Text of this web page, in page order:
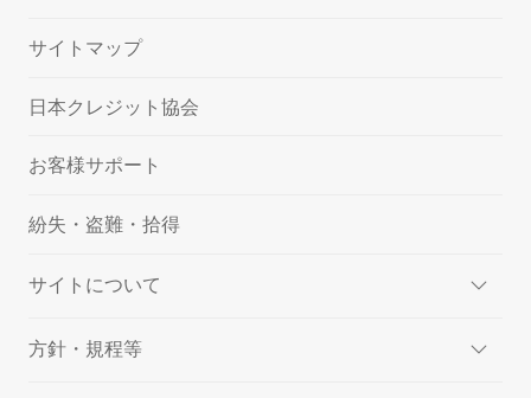
サイトマップ
日本クレジット協会
お客様サポート
紛失・盗難・拾得
サイトについて
方針・規程等